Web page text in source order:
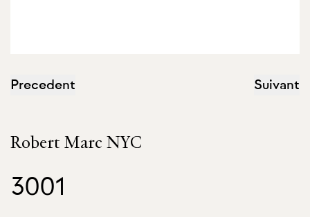
Precedent Suivant
Robert Marc NYC
3001